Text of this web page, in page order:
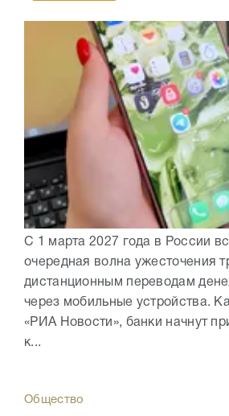
С 1 марта 2027 года в России
очередная волна ужесточения
дистанционным переводам
через мобильные устройства.
«РИА Новости», банки начнут
к...
Общество